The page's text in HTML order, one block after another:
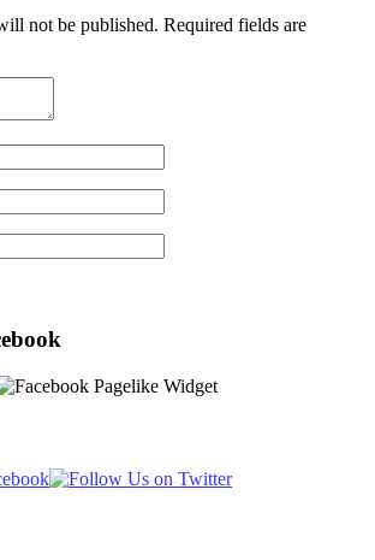
not be published. Required fields are